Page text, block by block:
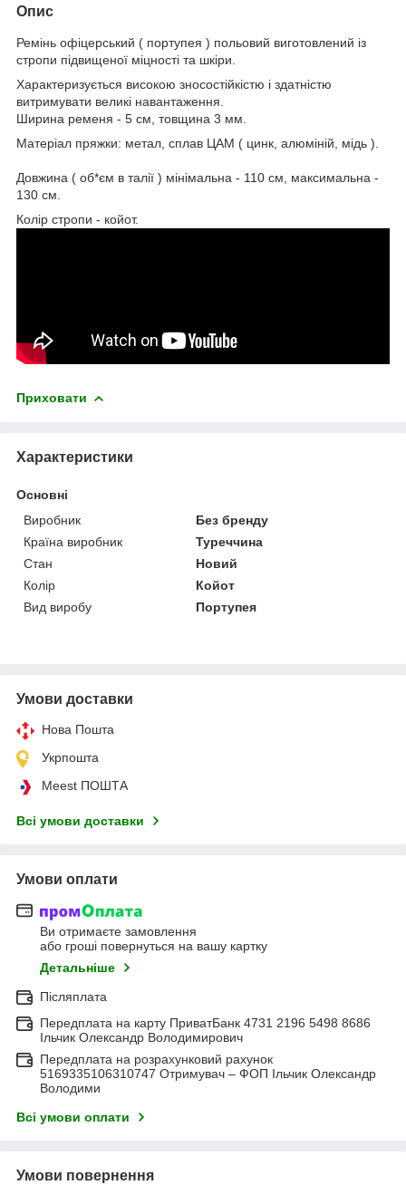
Опис
Ремінь офіцерський ( портупея ) польовий виготовлений із
стропи підвищеної міцності та шкіри.
Характеризується високою зносостійкістю і здатністю
витримувати великі навантаження.
Ширина ременя - 5 см, товщина 3 мм.
Матеріал пряжки: метал, сплав ЦАМ ( цинк, алюміній, мідь ).
Довжина ( об*єм в талії ) мінімальна - 110 см, максимальна -
130 см.
Колір стропи - койот.
Приховати
Характеристики
Основні
Виробник
Без бренду
Країна виробник
Туреччина
Стан
Новий
Колір
Койот
Вид виробу
Портупея
Умови доставки
Нова Пошта
Укрпошта
Meest ПОШТА
Всі умови доставки
Умови оплати
Ви отримаєте замовлення
або гроші повернуться на вашу картку
Детальніше
Післяплата
Передплата на карту ПриватБанк 4731 2196 5498 8686
Ільчик Олександр Володимирович
Передплата на розрахунковий рахунок
5169335106310747 Отримувач – ФОП Ільчик Олександр
Володими
Всі умови оплати
Умови повернення